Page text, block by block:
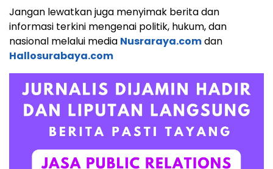
Jangan lewatkan juga menyimak berita dan
informasi terkini mengenai politik, hukum, dan
nasional melalui media Nusraraya.comdan
Hallosurabaya.com